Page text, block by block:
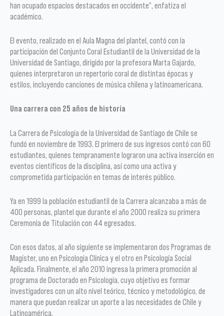
han ocupado espacios destacados en occidente”, enfatiza el
académico.
El evento, realizado en el Aula Magna del plantel, contó con la
participación del Conjunto Coral Estudiantil de la Universidad de la
Universidad de Santiago, dirigido por la profesora Marta Gajardo,
quienes interpretaron un repertorio coral de distintas épocas y
estilos, incluyendo canciones de música chilena y latinoamericana.
Una carrera con 25 años de historia
La Carrera de Psicología de la Universidad de Santiago de Chile se
fundó en noviembre de 1993. El primero de sus ingresos contó con 60
estudiantes, quienes tempranamente lograron una activa inserción en
eventos científicos de la disciplina, así como una activa y
comprometida participación en temas de interés público.
Ya en 1999 la población estudiantil de la Carrera alcanzaba a más de
400 personas, plantel que durante el año 2000 realiza su primera
Ceremonia de Titulación con 44 egresados.
Con esos datos, al año siguiente se implementaron dos Programas de
Magíster, uno en Psicología Clínica y el otro en Psicología Social
Aplicada. Finalmente, el año 2010 ingresa la primera promoción al
programa de Doctorado en Psicología, cuyo objetivo es formar
investigadores con un alto nivel teórico, técnico y metodológico, de
manera que puedan realizar un aporte a las necesidades de Chile y
Latinoamérica.